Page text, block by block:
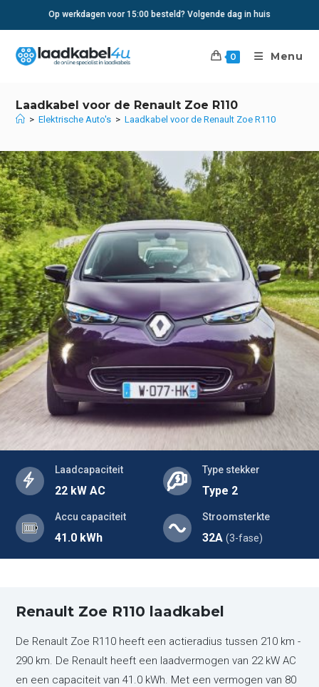
Op werkdagen voor 15:00 besteld? Volgende dag in huis
0 Menu
Laadkabel voor de Renault Zoe R110
> Elektrische Auto's > Laadkabel voor de Renault Zoe R110
Laadcapaciteit
22 kW AC
Type stekker
Type 2
Accu capaciteit
41.0 kWh
Stroomsterkte
32A (3-fase)
Renault Zoe R110 laadkabel
De Renault Zoe R110 heeft een actieradius tussen 210 km -
290 km. De Renault heeft een laadvermogen van 22 kW AC
en een capaciteit van 41.0 kWh. Met een vermogen van 80